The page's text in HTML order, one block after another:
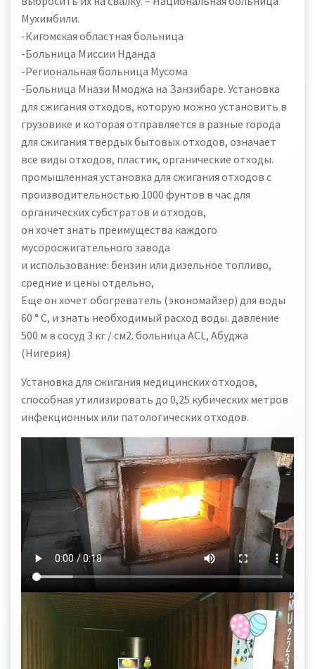
Мухимбили.
-Кигомская областная больница
-Больница Миссии Нданда
-Региональная больница Мусома
-Больница Мнази Ммоджа на Занзибаре. Установка
для сжигания отходов, которую можно установить в
грузовике и которая отправляется в разные города
для сжигания твердых бытовых отходов, означает
все виды отходов, пластик, органические отходы.
промышленная установка для сжигания отходов с
производительностью 1000 фунтов в час для
органических субстратов и отходов,
он хочет знать преимущества каждого
мусоросжигательного завода
и использование: бензин или дизельное топливо,
средние и цены отдельно,
Еще он хочет обогреватель (экономайзер) для воды
60 ° C, и знать необходимый расход воды. давление
500 м в сосуд 3 кг / см2. больница ACL, Абуджа
(Нигерия)
Установка для сжигания медицинских отходов,
способная утилизировать до 0,25 кубических метров
инфекционных или патологических отходов.